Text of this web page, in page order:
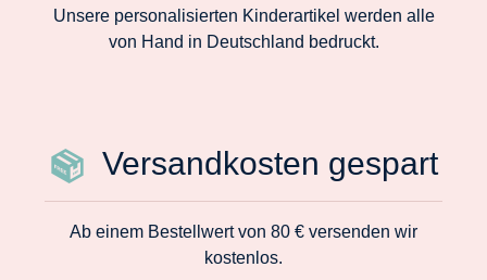
Unsere personalisierten Kinderartikel werden alle
von Hand in Deutschland bedruckt.
Versandkosten gespart
Ab einem Bestellwert von 80 € versenden wir
kostenlos.